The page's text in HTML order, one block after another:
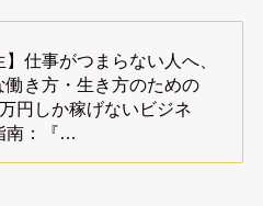
】仕事がつまらない人へ、
働き方・生き方のための
万円しか稼げないビジネ
南：『…